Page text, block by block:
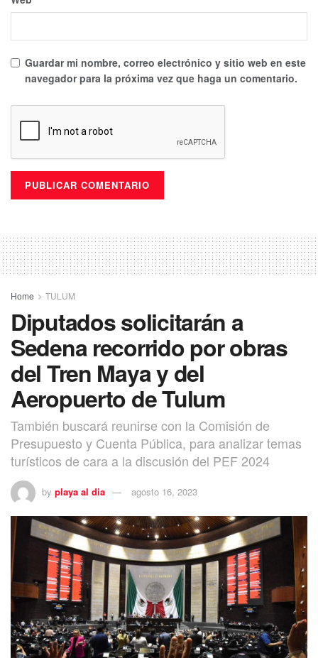
emociones
Internacional de la Montaña Rusa.
Puedes volver a Leer
Guardar mi nombre, correo electrónico y sitio web en este
navegador para la próxima vez que haga un comentario.
Home TULUM
Diputados solicitarán a
Sedena recorrido por obras
del Tren Maya y del
Aeropuerto de Tulum
También buscará reunirse con la Comisión de
Presupuesto y Cuenta Pública, para analizar temas
turísticos de cara a la discusión del PEF 2024
by playa al dia agosto 16, 2023